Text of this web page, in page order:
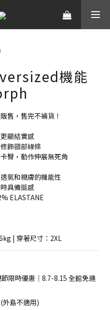
機能
售，售完不補貨！
顯結實感
飾頸部線條
臀，動作伸展無死角
氣和親膚的機能性
具備挺感
ELASTANE
| 穿著尺寸：2XL
限時優惠｜8.7-8.15 全館免運
外島不適用)